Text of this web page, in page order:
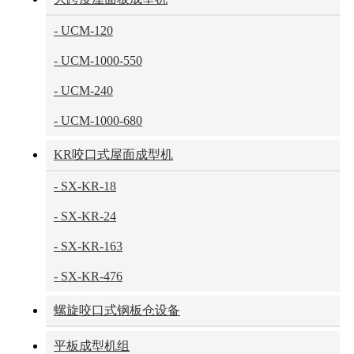
- UCM-120
- UCM-1000-550
- UCM-240
- UCM-1000-680
KR咬口式屋面成型机
- SX-KR-18
- SX-KR-24
- SX-KR-163
- SX-KR-476
螺旋咬口式钢板仓设备
平板成型机组